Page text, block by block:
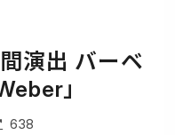
演出 バーベ
」
638